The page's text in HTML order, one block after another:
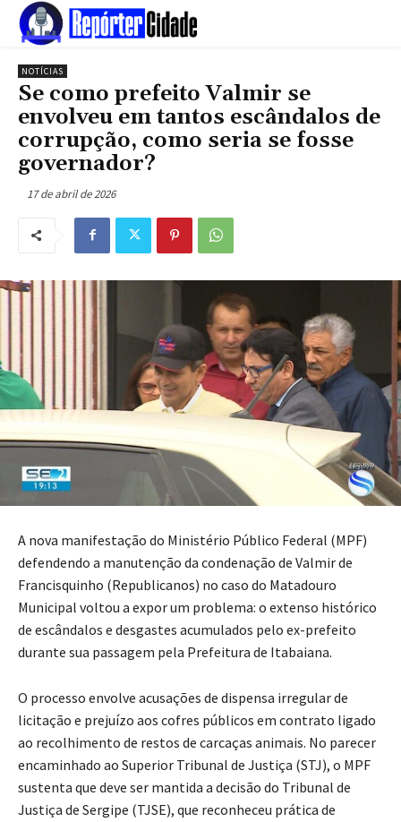
NOTÍCIAS
Se como prefeito Valmir se
envolveu em tantos escândalos de
corrupção, como seria se fosse
governador?
17 de abril de 2026
A nova manifestação do Ministério Público Federal (MPF)
defendendo a manutenção da condenação de Valmir de
Francisquinho (Republicanos) no caso do Matadouro
Municipal voltou a expor um problema: o extenso histórico
de escândalos e desgastes acumulados pelo ex-prefeito
durante sua passagem pela Prefeitura de Itabaiana.
O processo envolve acusações de dispensa irregular de
licitação e prejuízo aos cofres públicos em contrato ligado
ao recolhimento de restos de carcaças animais. No parecer
encaminhado ao Superior Tribunal de Justiça (STJ), o MPF
sustenta que deve ser mantida a decisão do Tribunal de
Justiça de Sergipe (TJSE), que reconheceu prática de